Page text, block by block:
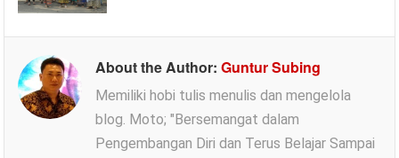
About the Author:Guntur Subing
Memiliki hobi tulis menulis dan mengelola
blog. Moto; "Bersemangat dalam
Pengembangan Diri dan Terus Belajar Sampai